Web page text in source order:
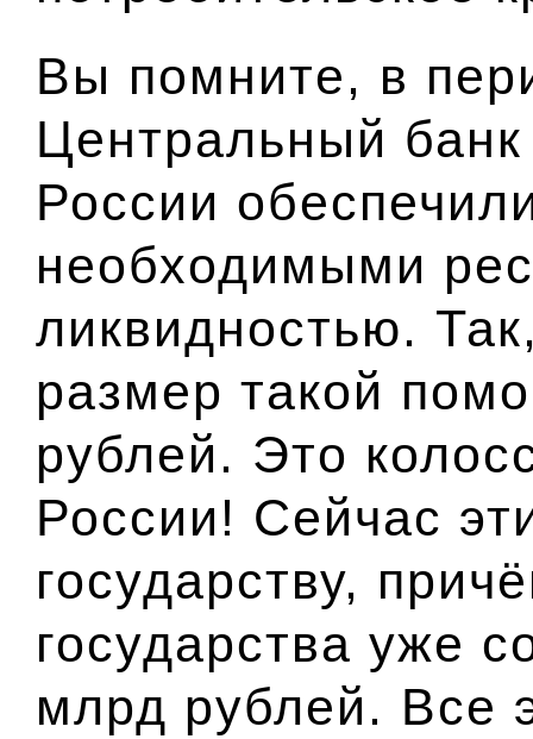
Вы помните, в
Центральный
России
необходимыми
ликвидностью.
размер такой
рублей. Это
России! Сейчас
государству,
государства уже
млрд рублей. Все